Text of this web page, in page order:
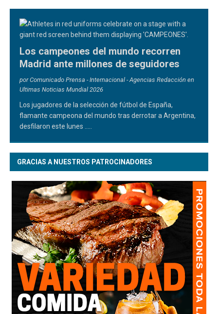
Los campeones del mundo recorren
Madrid ante millones de seguidores
por Comunicado Prensa - Internacional - Agencias Redacción en
Ultimas Noticias Mundial 2026
Los jugadores de la selección de fútbol de España,
flamante campeona del mundo tras derrotar a Argentina,
desfilaron este lunes
GRACIAS A NUESTROS PATROCINADORES